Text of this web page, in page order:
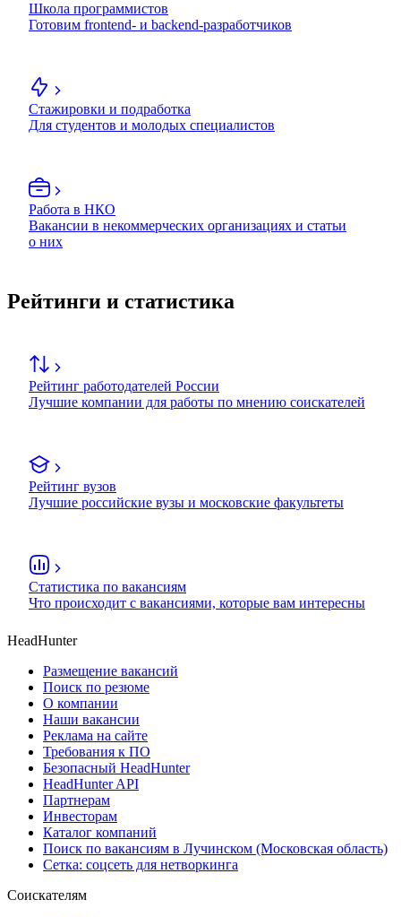
Школа программистов
Готовим frontend- и backend-разработчиков
Стажировки и подработка
Для студентов и молодых специалистов
Работа в НКО
Вакансии в некоммерческих организациях и статьи
о них
Рейтинги и статистика
Рейтинг работодателей России
Лучшие компании для работы по мнению соискателей
Рейтинг вузов
Лучшие российские вузы и московские факультеты
Статистика по вакансиям
Что происходит с вакансиями, которые вам интересны
HeadHunter
Размещение вакансий
Поиск по резюме
О компании
Наши вакансии
Реклама на сайте
Требования к ПО
Безопасный HeadHunter
HeadHunter API
Партнерам
Инвесторам
Каталог компаний
Поиск по вакансиям в Лучинском (Московская область)
Сетка: соцсеть для нетворкинга
Соискателям